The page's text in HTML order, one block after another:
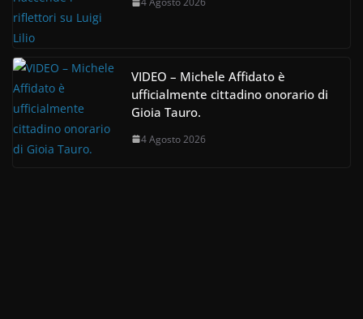
VIDEO – Michele Affidato è
ufficialmente cittadino onorario di
Gioia Tauro.
4 Agosto 2026